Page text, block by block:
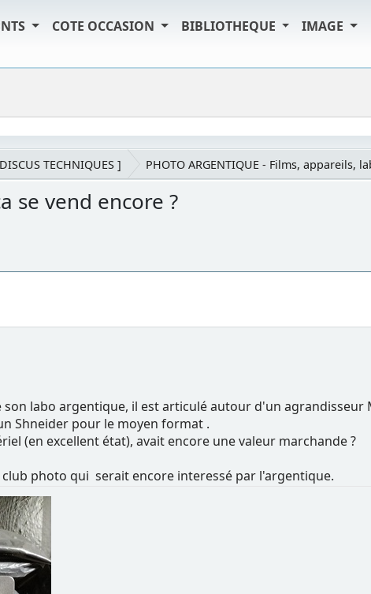
COTE OCCASION BIBLIOTHEQUE IMAGE
TECHNIQUES ] PHOTO ARGENTIQUE - Films, appareils,
se vend encore ?
labo argentique, il est articulé autour d'un
Shneider pour le moyen format .
(en excellent état), avait encore une valeur marchande ?
photo qui serait encore interessé par l'argentique.